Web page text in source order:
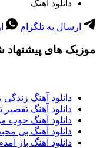
دانلود آهنگ
ارسال به تلگرام
موزیک های پیشنهاد
دانلود آهنگ زندگی
دانلود آهنگ
دانلود آهنگ خوب
دانلود آهنگ بی
دانلود آهنگ باز